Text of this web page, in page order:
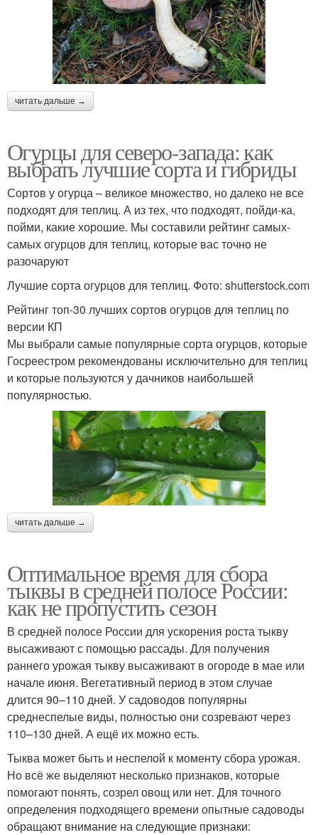
читать дальше →
Огурцы для северо-запада: как
выбрать лучшие сорта и гибриды
Сортов у огурца – великое множество, но далеко не все
подходят для теплиц. А из тех, что подходят, пойди-ка,
пойми, какие хорошие. Мы составили рейтинг самых-
самых огурцов для теплиц, которые вас точно не
разочаруют
Лучшие сорта огурцов для теплиц. Фото: shutterstock.com
Рейтинг топ-30 лучших сортов огурцов для теплиц по
версии КП
Мы выбрали самые популярные сорта огурцов, которые
Госреестром рекомендованы исключительно для теплиц
и которые пользуются у дачников наибольшей
популярностью.
читать дальше →
Оптимальное время для сбора
тыквы в средней полосе России:
как не пропустить сезон
В средней полосе России для ускорения роста тыкву
высаживают с помощью рассады. Для получения
раннего урожая тыкву высаживают в огороде в мае или
начале июня. Вегетативный период в этом случае
длится 90–110 дней. У садоводов популярны
среднеспелые виды, полностью они созревают через
110–130 дней. А ещё их можно есть.
Тыква может быть и неспелой к моменту сбора урожая.
Но всё же выделяют несколько признаков, которые
помогают понять, созрел овощ или нет. Для точного
определения подходящего времени опытные садоводы
обращают внимание на следующие признаки: